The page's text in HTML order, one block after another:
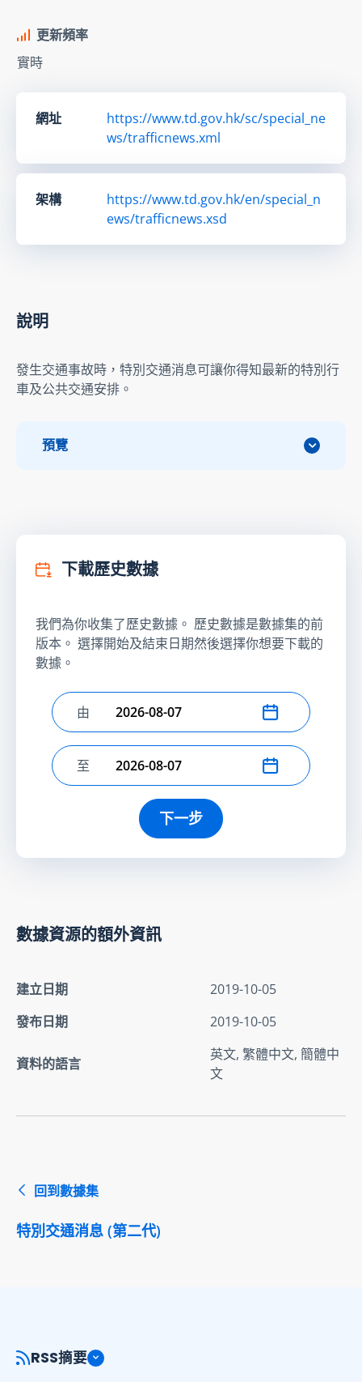
更新頻率
實時
網址
https://www.td.gov.hk/sc/special_ne
ws/trafficnews.xml
架構
https://www.td.gov.hk/en/special_n
ews/trafficnews.xsd
說明
發生交通事故時，特別交通消息可讓你得知最新的特別行
車及公共交通安排。
預覽
下載歷史數據
我們為你收集了歷史數據。 歷史數據是數據集的前
版本。 選擇開始及結束日期然後選擇你想要下載的
數據。
選擇開始日期
由
選擇結束日期
至
下一步
數據資源的額外資訊
建立日期
2019-10-05
發布日期
2019-10-05
資料的語言
英文, 繁體中文, 簡體中
文
回到數據集
特別交通消息 (第二代)
RSS摘要